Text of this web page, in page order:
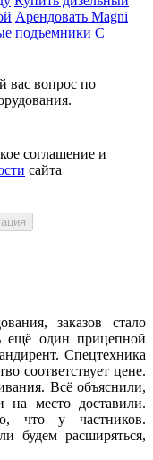
Арендовать Magni
подъемники С
вас вопрос по
соглашение и
сайта
заказов стало
ещё один прицепной
Спецтехника
соответствует цене.
Всё объяснили,
на место доставили.
что у частников.
будем расширяться,